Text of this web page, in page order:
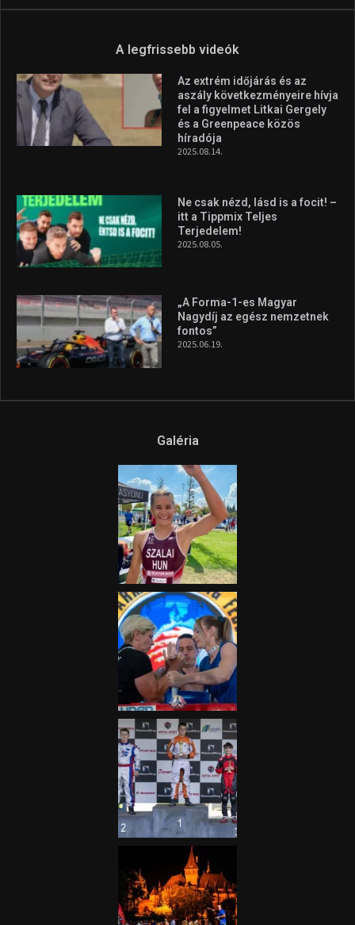
A legfrissebb videók
Az extrém időjárás és az
aszály következményeire hívja
fel a figyelmet Litkai Gergely
és a Greenpeace közös
híradója
2025.08.14.
Ne csak nézd, lásd is a focit! –
itt a Tippmix Teljes
Terjedelem!
2025.08.05.
„A Forma-1-es Magyar
Nagydíj az egész nemzetnek
fontos”
2025.06.19.
Galéria